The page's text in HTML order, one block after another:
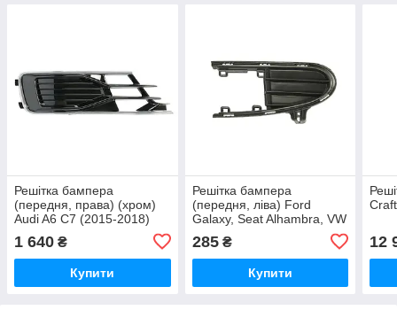
Решітка бампера
(передня, права) (хром)
Audi A6 С7 (2015-2018)
1 640 ₴
Купити
Решітка бампера
(передня, ліва) Ford
Galaxy, Seat Alhambra, VW
Signeda
285₴
Купити
12